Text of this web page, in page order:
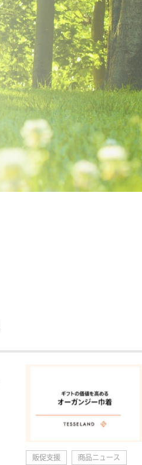
販促支援 商品ニュース